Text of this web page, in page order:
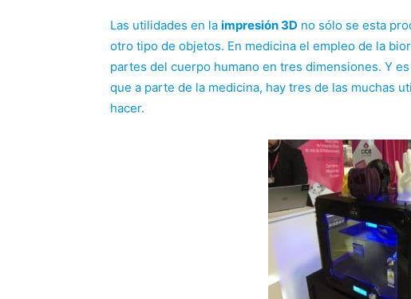
Las utilidades en la impresión 3D no sólo se esta
otro tipo de objetos. En medicina el empleo de la
partes del cuerpo humano en tres dimensiones. Y
que a parte de la medicina, hay tres de las muchas
hacer.